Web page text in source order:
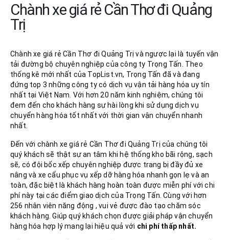
Chành xe giá rẻ Cần Thơ đi Quảng
Trị
Chành xe giá rẻ Cần Thơ đi Quảng Trị và ngược lại là tuyến vận
tải đường bộ chuyên nghiệp của công ty Trọng Tấn. Theo
thống kê mới nhất của TopList.vn, Trọng Tấn đã và đang
đứng top 3 những công ty có dịch vụ vận tải hàng hóa uy tín
nhất tại Việt Nam. Với hơn 20 năm kinh nghiệm, chúng tôi
đem đến cho khách hàng sự hài lòng khi sử dụng dịch vụ
chuyển hàng hóa tốt nhất với thời gian vận chuyển nhanh
nhất.
Đến với chành xe giá rẻ Cần Thơ đi Quảng Trị của chúng tôi
quý khách sẽ thật sự an tâm khi hệ thống kho bãi rộng, sạch
sẽ, có đội bốc xếp chuyên nghiệp được trang bị đầy đủ xe
nâng và xe cẩu phục vụ xếp dỡ hàng hóa nhanh gọn lẹ và an
toàn, đặc biệt là khách hàng hoàn toàn được miễn phí với chi
phí này tại các điểm giao dịch của Trọng Tấn. Cùng với hơn
256 nhân viên năng động , vui vẻ được đào tạo chăm sóc
khách hàng. Giúp quý khách chọn được giải pháp vận chuyển
hàng hóa hợp lý mang lại hiệu quả với chi phí thấp nhất.